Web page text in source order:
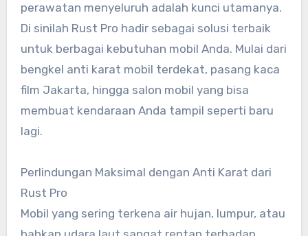
perawatan menyeluruh adalah kunci utamanya.
Di sinilah Rust Pro hadir sebagai solusi terbaik
untuk berbagai kebutuhan mobil Anda. Mulai dari
bengkel anti karat mobil terdekat, pasang kaca
film Jakarta, hingga salon mobil yang bisa
membuat kendaraan Anda tampil seperti baru
lagi.
Perlindungan Maksimal dengan Anti Karat dari
Rust Pro
Mobil yang sering terkena air hujan, lumpur, atau